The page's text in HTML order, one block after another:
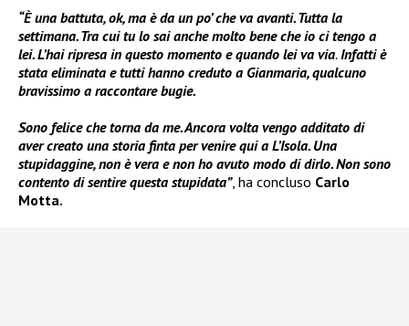
“È una battuta, ok, ma è da un po’ che va avanti. Tutta la
settimana. Tra cui tu lo sai anche molto bene che io ci tengo a
lei. L’hai ripresa in questo momento e quando lei va via.Infatti è
stata eliminata e tutti hanno creduto a Gianmaria, qualcuno
bravissimo a raccontare bugie.
Sono felice che torna da me. Ancora volta vengo additato di
aver creato una storia finta per venire qui a L’Isola. Una
stupidaggine, non è vera e non ho avuto modo di dirlo. Non sono
contento di sentire questa stupidata”, ha concluso Carlo
Motta.